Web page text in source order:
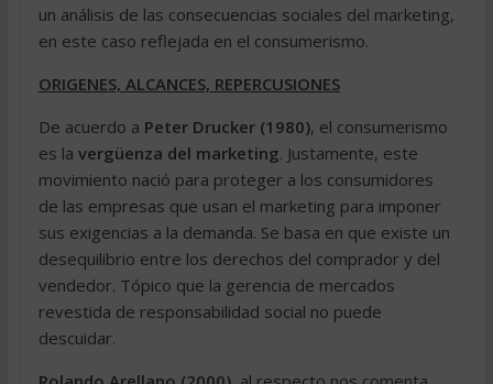
un análisis de las consecuencias sociales del marketing,
en este caso reflejada en el consumerismo.
ORIGENES, ALCANCES, REPERCUSIONES
De acuerdo a Peter Drucker (1980), el consumerismo
es la vergüenza del marketing. Justamente, este
movimiento nació para proteger a los consumidores
de las empresas que usan el marketing para imponer
sus exigencias a la demanda. Se basa en que existe un
desequilibrio entre los derechos del comprador y del
vendedor. Tópico que la gerencia de mercados
revestida de responsabilidad social no puede
descuidar.